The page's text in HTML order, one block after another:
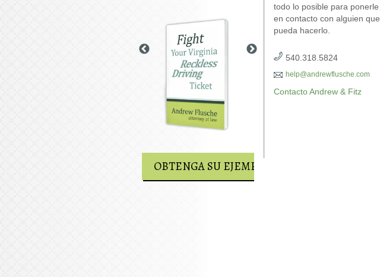
OBTENGA SU EJEMPLAR GRATUITO
todo lo posible para ponerle
en contacto con alguien que
pueda hacerlo.
540.318.5824
help@andrewflusche.com
Contacto Andrew & Fitz